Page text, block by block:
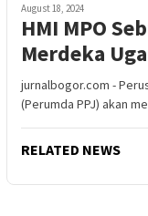
August 18, 2024
HMI MPO
Merdeka
jurnalbogor.com -
(Perumda PPJ) akan
RELATED NEWS